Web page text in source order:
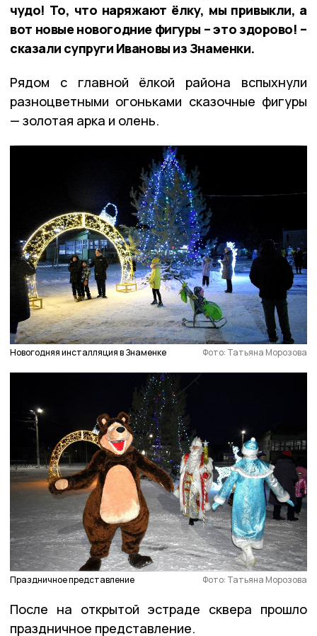
чудо! То, что наряжают ёлку, мы привыкли, а
вот новые новогодние фигуры – это здорово! –
сказали супруги Ивановы из Знаменки.
Рядом с главной ёлкой района вспыхнули
разноцветными огоньками сказочные фигуры
— золотая арка и олень.
Новогодняя инсталляция в Знаменке Фото: Татьяна Морозова
Праздничное представление Фото: Татьяна Морозова
После на открытой эстраде сквера прошло
праздничное представление.